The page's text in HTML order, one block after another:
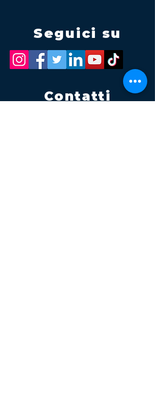
Seguici su
Contatti